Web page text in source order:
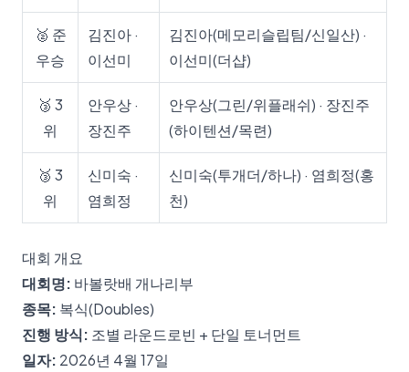
🥈 준
우승
김진아 ·
이선미
김진아(메모리슬립팀/신일산) ·
이선미(더샵)
🥉 3
위
안우상 ·
장진주
안우상(그린/위플래쉬) · 장진주
(하이텐션/목련)
🥉 3
위
신미숙 ·
염희정
신미숙(투개더/하나) · 염희정(홍
천)
대회 개요
대회명: 바볼랏배 개나리부
종목: 복식(Doubles)
진행 방식: 조별 라운드로빈 + 단일 토너먼트
일자: 2026년 4월 17일